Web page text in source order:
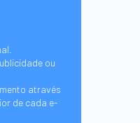
ou
através
de cada e-